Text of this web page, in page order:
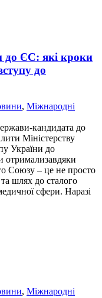
до ЄС: які кроки
до
, Міжнародні
кандидата до
Міністерству
України до
отримализавдяки
Союзу – це не просто
шлях до сталого
сфери. Наразі
, Міжнародні